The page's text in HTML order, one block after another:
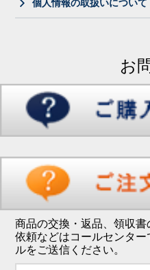
個人情報の取扱いについて
お
商品の交換・返品、領収
依頼などはコールセンタ
ルをご送信ください。